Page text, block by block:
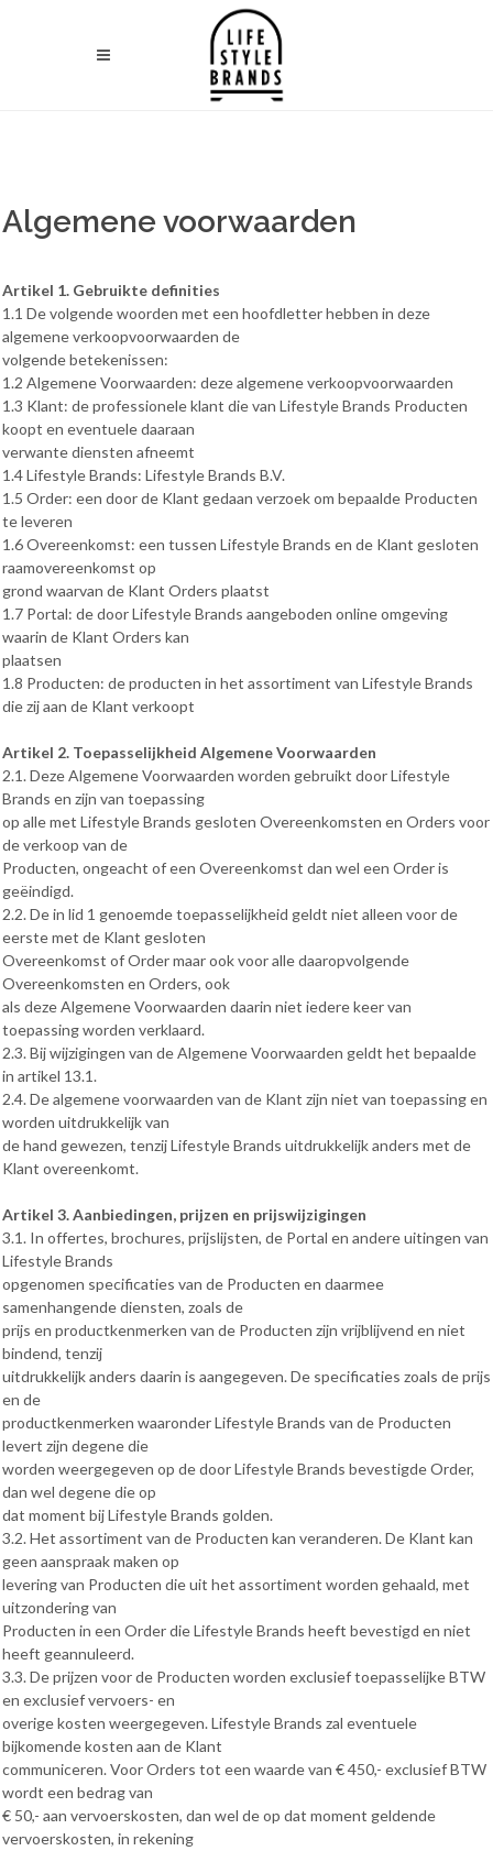
Algemene voorwaarden
Artikel 1. Gebruikte definities
1.1 De volgende woorden met een hoofdletter hebben in deze
algemene verkoopvoorwaarden de
volgende betekenissen:
1.2 Algemene Voorwaarden: deze algemene verkoopvoorwaarden
1.3 Klant: de professionele klant die van Lifestyle Brands Producten
koopt en eventuele daaraan
verwante diensten afneemt
1.4 Lifestyle Brands: Lifestyle Brands B.V.
1.5 Order: een door de Klant gedaan verzoek om bepaalde Producten
te leveren
1.6 Overeenkomst: een tussen Lifestyle Brands en de Klant gesloten
raamovereenkomst op
grond waarvan de Klant Orders plaatst
1.7 Portal: de door Lifestyle Brands aangeboden online omgeving
waarin de Klant Orders kan
plaatsen
1.8 Producten: de producten in het assortiment van Lifestyle Brands
die zij aan de Klant verkoopt
Artikel 2. Toepasselijkheid Algemene Voorwaarden
2.1. Deze Algemene Voorwaarden worden gebruikt door Lifestyle
Brands en zijn van toepassing
op alle met Lifestyle Brands gesloten Overeenkomsten en Orders voor
de verkoop van de
Producten, ongeacht of een Overeenkomst dan wel een Order is
geëindigd.
2.2. De in lid 1 genoemde toepasselijkheid geldt niet alleen voor de
eerste met de Klant gesloten
Overeenkomst of Order maar ook voor alle daaropvolgende
Overeenkomsten en Orders, ook
als deze Algemene Voorwaarden daarin niet iedere keer van
toepassing worden verklaard.
2.3. Bij wijzigingen van de Algemene Voorwaarden geldt het bepaalde
in artikel 13.1.
2.4. De algemene voorwaarden van de Klant zijn niet van toepassing en
worden uitdrukkelijk van
de hand gewezen, tenzij Lifestyle Brands uitdrukkelijk anders met de
Klant overeenkomt.
Artikel 3. Aanbiedingen, prijzen en prijswijzigingen
3.1. In offertes, brochures, prijslijsten, de Portal en andere uitingen van
Lifestyle Brands
opgenomen specificaties van de Producten en daarmee
samenhangende diensten, zoals de
prijs en productkenmerken van de Producten zijn vrijblijvend en niet
bindend, tenzij
uitdrukkelijk anders daarin is aangegeven. De specificaties zoals de prijs
en de
productkenmerken waaronder Lifestyle Brands van de Producten
levert zijn degene die
worden weergegeven op de door Lifestyle Brands bevestigde Order,
dan wel degene die op
dat moment bij Lifestyle Brands golden.
3.2. Het assortiment van de Producten kan veranderen. De Klant kan
geen aanspraak maken op
levering van Producten die uit het assortiment worden gehaald, met
uitzondering van
Producten in een Order die Lifestyle Brands heeft bevestigd en niet
heeft geannuleerd.
3.3. De prijzen voor de Producten worden exclusief toepasselijke BTW
en exclusief vervoers- en
overige kosten weergegeven. Lifestyle Brands zal eventuele
bijkomende kosten aan de Klant
communiceren. Voor Orders tot een waarde van € 450,- exclusief BTW
wordt een bedrag van
€ 50,- aan vervoerskosten, dan wel de op dat moment geldende
vervoerskosten, in rekening